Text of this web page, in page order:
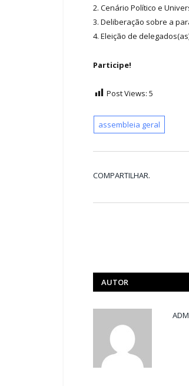
2. Cenário Político e
3. Deliberação sobre a
4. Eleição de
Participe!
Post Views: 5
assembleia geral
COMPARTILHAR.
AUTOR